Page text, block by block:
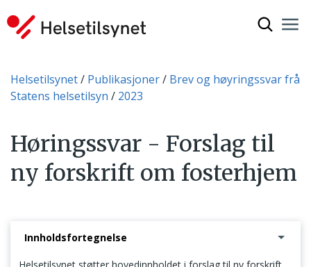
Du er her:
Helsetilsynet Publikasjoner
Brev og høyringssvar frå
Statens helsetilsyn
2023
Høringssvar - Forslag til
ny forskrift om fosterhjem
Innholdsfortegnelse